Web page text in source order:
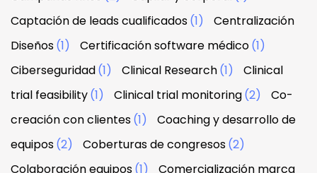
Captación de leads cualificados(1)
Centralización
Diseños(1) Certificación software médico(1)
Ciberseguridad(1) Clinical Research(1)
Clinical
trial feasibility(1) Clinical trial monitoring(2)
Co-
creación con clientes(1)
Coaching y desarrollo de
equipos(2) Coberturas de congresos(2)
Colaboración equipos(1)
Comercialización marca